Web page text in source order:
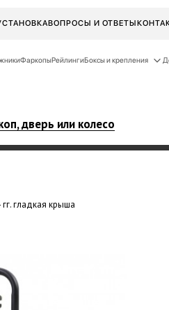
ВОПРОСЫ И ОТВЕТЫ
ФаркопыРейлингиБоксы и крепления
дверь или колесо
гладкая крыша